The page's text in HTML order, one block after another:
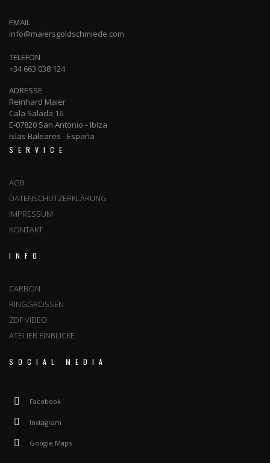
EMAIL
info@maiersgoldschmiede.com
TELEFON
+34 663 038 124
ADRESSE
Reinhard Maier
Cala Salada 16
E-07820 San Antonio - Ibiza
Islas Baleares - España
SERVICE
AGB
DATENSCHUTZERKLÄRUNG
IMPRESSUM
KONTAKT
INFO
CARBON
RINGGRÖSSEN
ZDF VIDEO
ATELIER EINBLICKE
SOCIAL MEDIA
Facebook
Instagram
Google Maps